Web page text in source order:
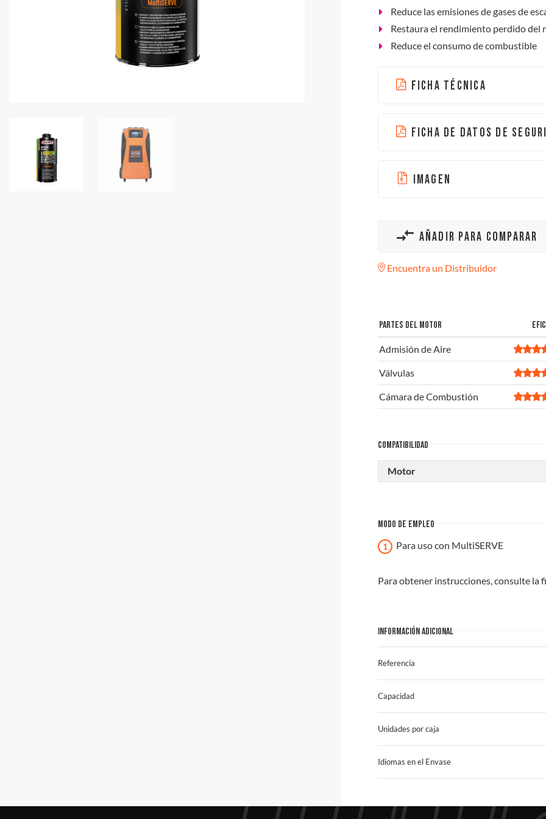
Reduce las emisiones de gases de
Restaura el rendimiento perdido del
Reduce el consumo de combustible
FICHA TÉCNICA
FICHA DE DATOS DE
IMAGEN
AÑADIR PARA COMPARAR
Encuentra un Distribuidor
PARTES DEL MOTOR
Admisión de Aire
Válvulas
Cámara de Combustión
COMPATIBILIDAD
Motor
MODO DE EMPLEO
Para uso con MultiSERVE
Para obtener instrucciones, consulte la
INFORMACIÓN ADICIONAL
Referencia
Capacidad
Unidades por caja
Idiomas en el Envase